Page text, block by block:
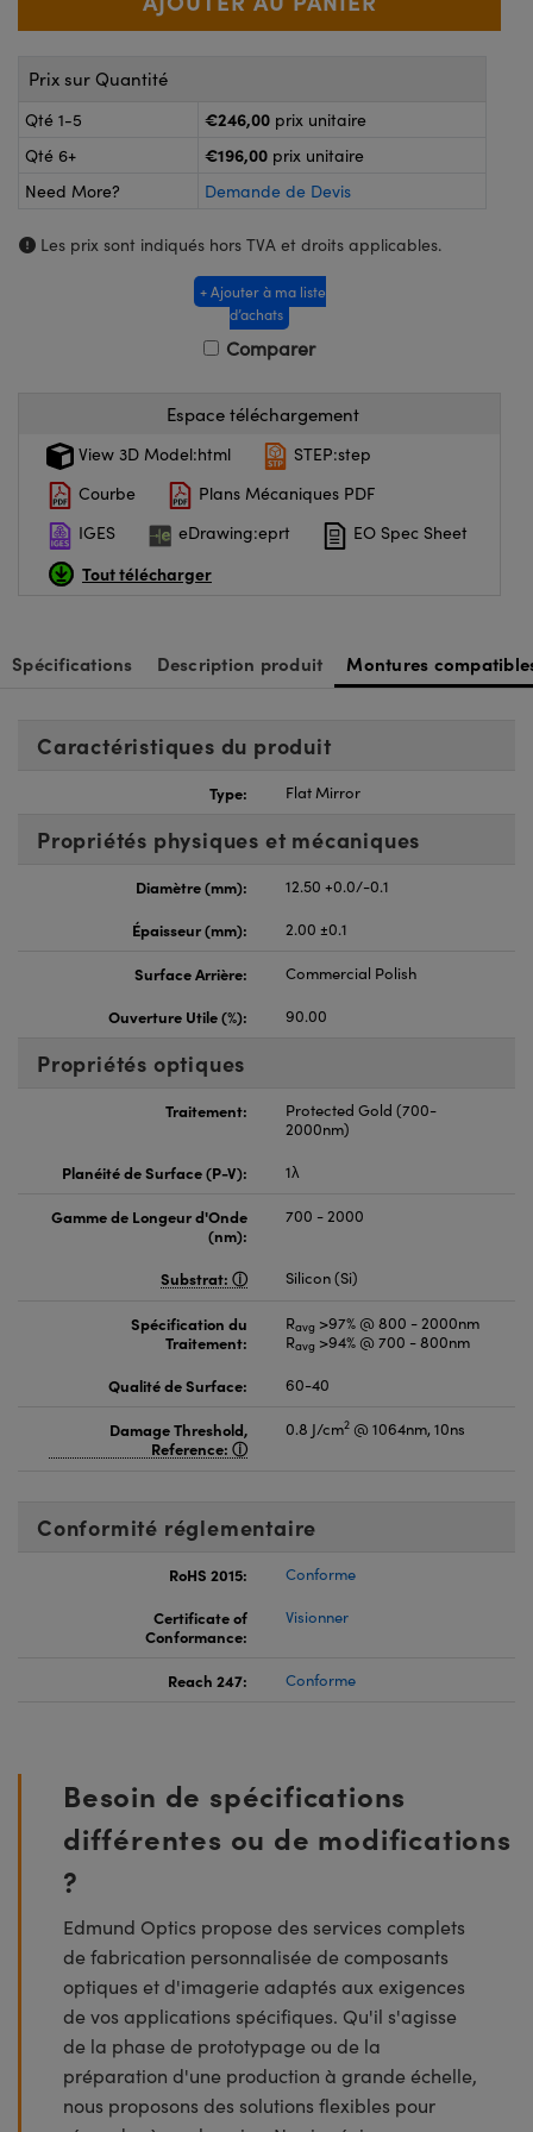
de Poche ou à Mesure Directe
: Caméras
Optiques Lightpath
Optiques de SCHOTT
Prix sur Quantité
Qté 1-5 €246,00 prix unitaire
Qté 6+
€196,00 prix unitaire
Need More?
Demande de Devis
Les prix sont indiqués hors TVA et droits applicables.
+ Ajouter à ma liste
d’achats
Comparer
Espace téléchargement
View 3D Model:html
STEP:step
Courbe
Plans Mécaniques PDF
IGES
eDrawing:eprt EO Spec Sheet
Tout télécharger
Spécifications Description produit Montures
Caractéristiques du produit
Type: Flat Mirror
Propriétés physiques et mécaniques
Diamètre (mm):
12.50 +0.0/-0.1
Épaisseur (mm):
2.00 ±0.1
Surface Arrière:
Commercial Polish
Ouverture Utile (%):
90.00
Propriétés optiques
Traitement:
Protected Gold (700-
2000nm)
Planéité de Surface (P-V):
1λ
Gamme de Longeur d'Onde
(nm):
700 - 2000
Substrat: Silicon (Si)
Spécification du
Traitement:
Ravg >97% @ 800 - 2000nm
Ravg >94% @ 700 - 800nm
Qualité de Surface:
60-40
Damage Threshold,
Reference:
0.8 J/cm2 @ 1064nm, 10ns
Conformité réglementaire
RoHS 2015:
Conforme
Certificate of
Conformance:
Visionner
Reach 247: Conforme
Besoin de spécifications
différentes ou de modifications
?
Edmund Optics propose des services complets
de fabrication personnalisée de composants
optiques et d'imagerie adaptés aux exigences
de vos applications spécifiques. Qu'il s'agisse
de la phase de prototypage ou de la
préparation d'une production à grande échelle,
nous proposons des solutions flexibles pour